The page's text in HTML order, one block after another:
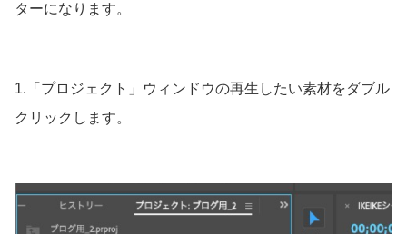
ターになります。
1.「プロジェクト」ウィンドウの再生したい素材をダブル
クリックします。